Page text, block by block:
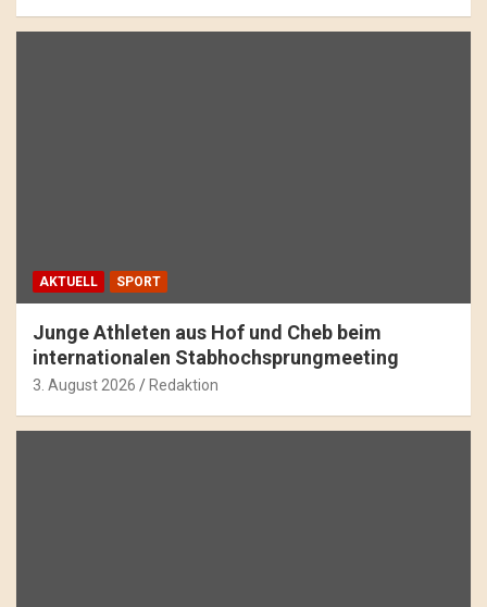
AKTUELL SPORT
Junge Athleten aus Hof und Cheb beim
internationalen Stabhochsprungmeeting
3. August 2026 Redaktion